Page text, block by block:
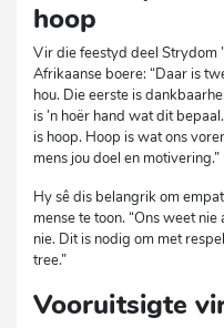
hoop
Vir die feestyd deel Strydom
Afrikaanse boere: “Daar is
hou. Die eerste is
is ’n hoër hand wat dit
is hoop. Hoop is wat ons
mens jou doel en motivering.”
Hy sê dis belangrik om
mense te toon. “Ons weet
nie. Dit is nodig om met
tree.”
Vooruitsigte